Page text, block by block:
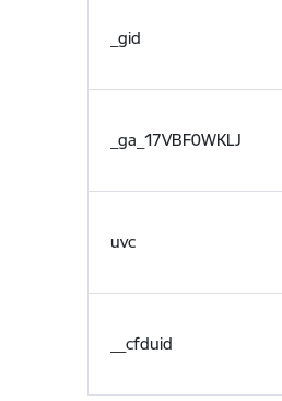
_gid
_ga_17VBF0WKLJ
uvc
__cfduid